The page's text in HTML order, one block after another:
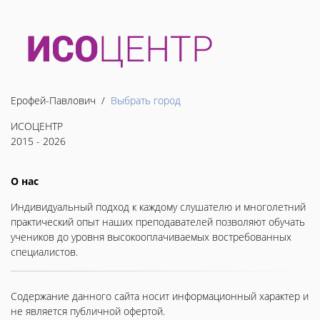
Ерофей-Павлович / Выбрать город
ИСОЦЕНТР
2015 - 2026
О нас
Индивидуальный подход к каждому слушателю и многолетний
практический опыт наших преподавателей позволяют обучать
учеников до уровня высокооплачиваемых востребованных
специалистов.
Содержание данного сайта носит информационный характер и
не является публичной офертой.